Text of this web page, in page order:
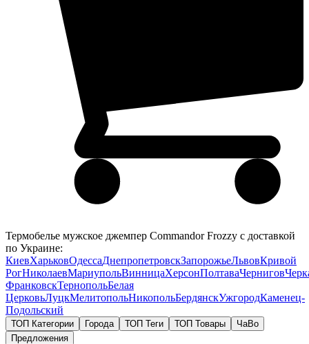
Термобелье мужское джемпер Commandor Frozzy с доставкой
по Украине:
КиевХарьковОдессаДнепропетровскЗапорожьеЛьвовКривой
РогНиколаевМариупольВинницаХерсонПолтаваЧернигов
ФранковскТернопольБелая
ЦерковьЛуцкМелитопольНикопольБердянскУжгородКаменец-
Подольский
ТОП Категории Города ТОП Теги ТОП Товары
ЧаВо
Предложения